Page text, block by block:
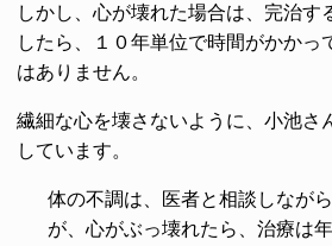
しかし、心が壊れた場合は、完治す
したら、１０年単位で時間がかかっ
はありません。
繊細な心を壊さないように、小池さ
しています。
体の不調は、医者と相談しなが
が、心がぶっ壊れたら、治療は